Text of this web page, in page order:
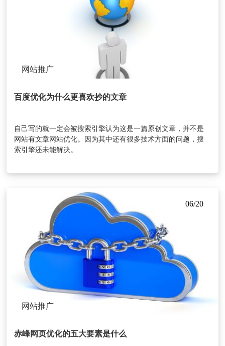
网站推广
百度优化为什么更喜欢抄的文章
自己写的就一定会被搜索引擎认为这是一篇原创文章，并不是
网站有文章网站优化。因为其中还有很多技术方面的问题，搜
索引擎还未能解决。
06/20
网站推广
赤峰网页优化的五大要素是什么